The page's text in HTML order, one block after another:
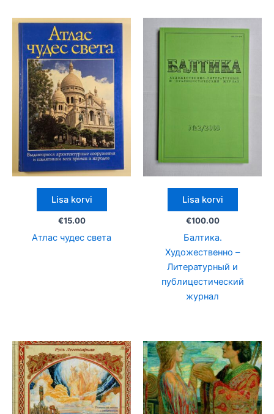
Lisa korvi
€15.00
Атлас чудес света
Lisa korvi
€100.00
Балтика.
Художественно –
Литературный и
публицестический
журнал